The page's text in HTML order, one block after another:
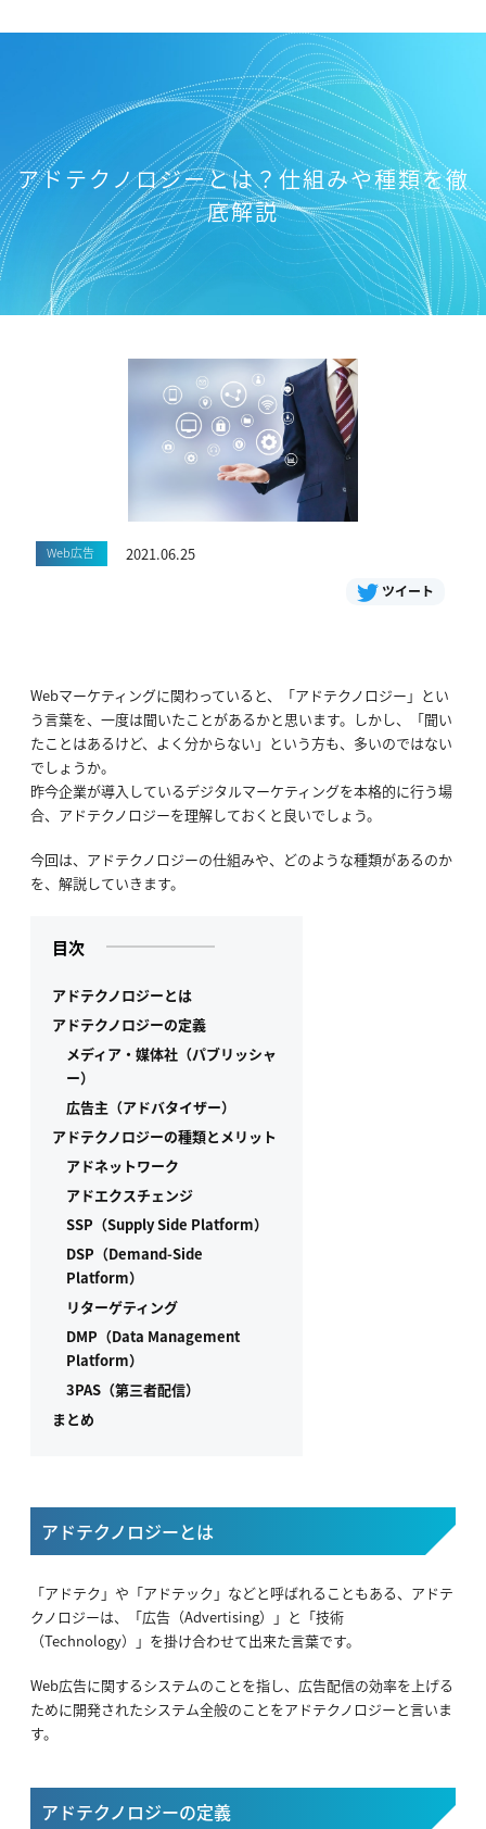
アドテクノロジーとは？仕組みや種類を徹
底解説
Web広告 2021.06.25
ツイート
Webマーケティングに関わっていると、「アドテクノロジー」とい
う言葉を、一度は聞いたことがあるかと思います。しかし、「聞い
たことはあるけど、よく分からない」という方も、多いのではない
でしょうか。
昨今企業が導入しているデジタルマーケティングを本格的に行う場
合、アドテクノロジーを理解しておくと良いでしょう。
今回は、アドテクノロジーの仕組みや、どのような種類があるのか
を、解説していきます。
目次
アドテクノロジーとは
アドテクノロジーの定義
メディア・媒体社（パブリッシャ
ー）
広告主（アドバタイザー）
アドテクノロジーの種類とメリット
アドネットワーク
アドエクスチェンジ
SSP（Supply Side Platform）
DSP（Demand-Side
Platform）
リターゲティング
DMP（Data Management
Platform）
3PAS（第三者配信）
まとめ
アドテクノロジーとは
「アドテク」や「アドテック」などと呼ばれることもある、アドテ
クノロジーは、「広告（Advertising）」と「技術
（Technology）」を掛け合わせて出来た言葉です。
Web広告に関するシステムのことを指し、広告配信の効率を上げる
ために開発されたシステム全般のことをアドテクノロジーと言いま
す。
アドテクノロジーの定義